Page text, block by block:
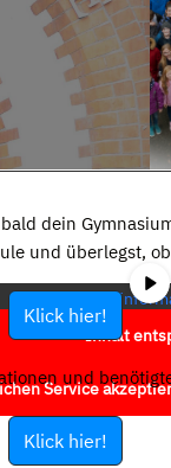
zuzugreifen,
Sie, dass dabei
Mehr
Inhalt
Service
dein
und überlegst,
Klick hier!
und
Klick hier!